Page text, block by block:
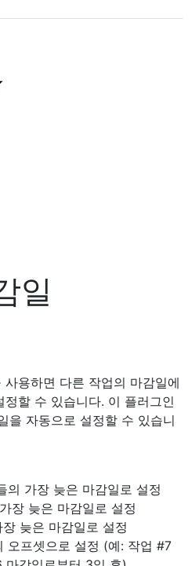
일
용하면 다른 작업의 마감일에
할 수 있습니다. 이 플러그인
을 자동으로 설정할 수 있습니
의 가장 늦은 마감일로 설정
장 늦은 마감일로 설정
늦은 마감일로 설정
오프셋으로 설정 (예: 작업 #7